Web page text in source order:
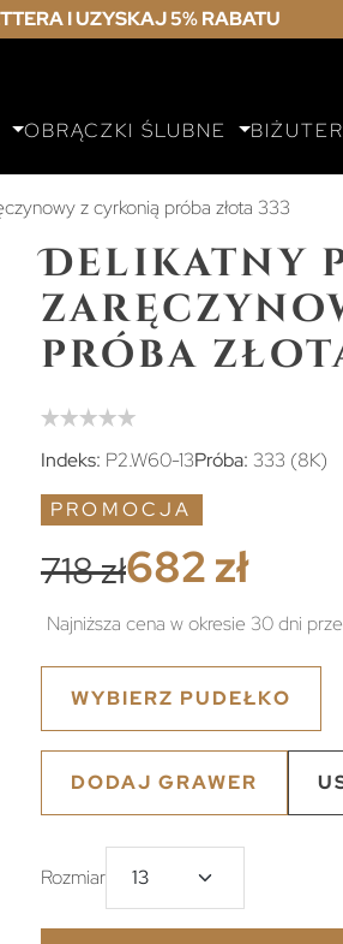
I UZYSKAJ 5% RABATU
OBRĄCZKI ŚLUBNE
z cyrkonią próba złota 333
Delikatny
próba
Indeks: P2.W60-13Próba: 333 (8K)
PROMOCJA
718 zł682 zł
Najniższa cena w okresie 30 dni
WYBIERZ PUDEŁKO
DODAJ GRAWER
Rozmiar